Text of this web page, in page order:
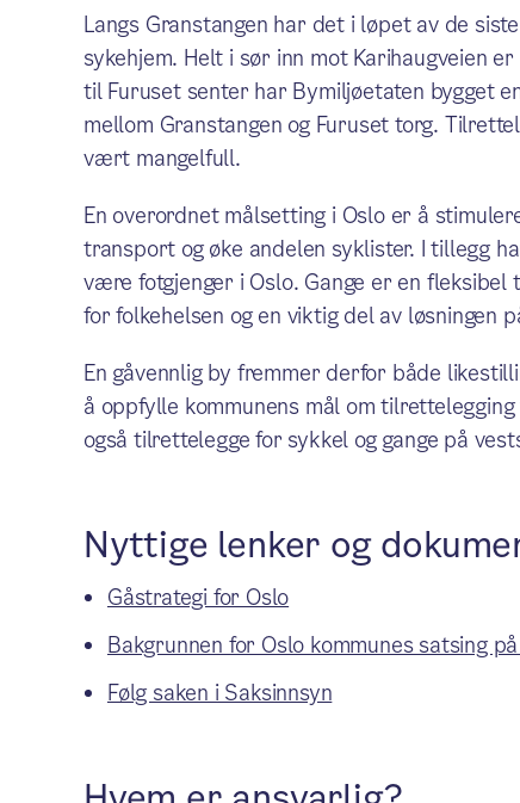
Langs Granstangen har det i løpet av de
sykehjem. Helt i sør inn mot Karihaugveien
til Furuset senter har Bymiljøetaten bygget
mellom Granstangen og Furuset torg.
vært mangelfull.
En overordnet målsetting i Oslo er å
transport og øke andelen syklister. I tillegg
være fotgjenger i Oslo. Gange er en
for folkehelsen og en viktig del av løsningen
En gåvennlig by fremmer derfor både
å oppfylle kommunens mål om
også tilrettelegge for sykkel og gange på
Nyttige lenker og
Gåstrategi for Oslo
Bakgrunnen for Oslo kommunes satsing
Følg saken i Saksinnsyn